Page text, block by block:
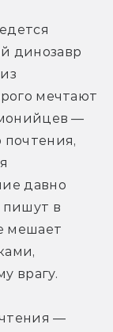
динозавр
мечтают
—
почтения,
давно
пишут в
мешает
врагу.
—